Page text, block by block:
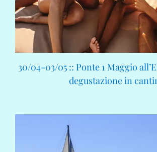
30/04-03/05 :: Ponte 1 Maggio
degustazione in